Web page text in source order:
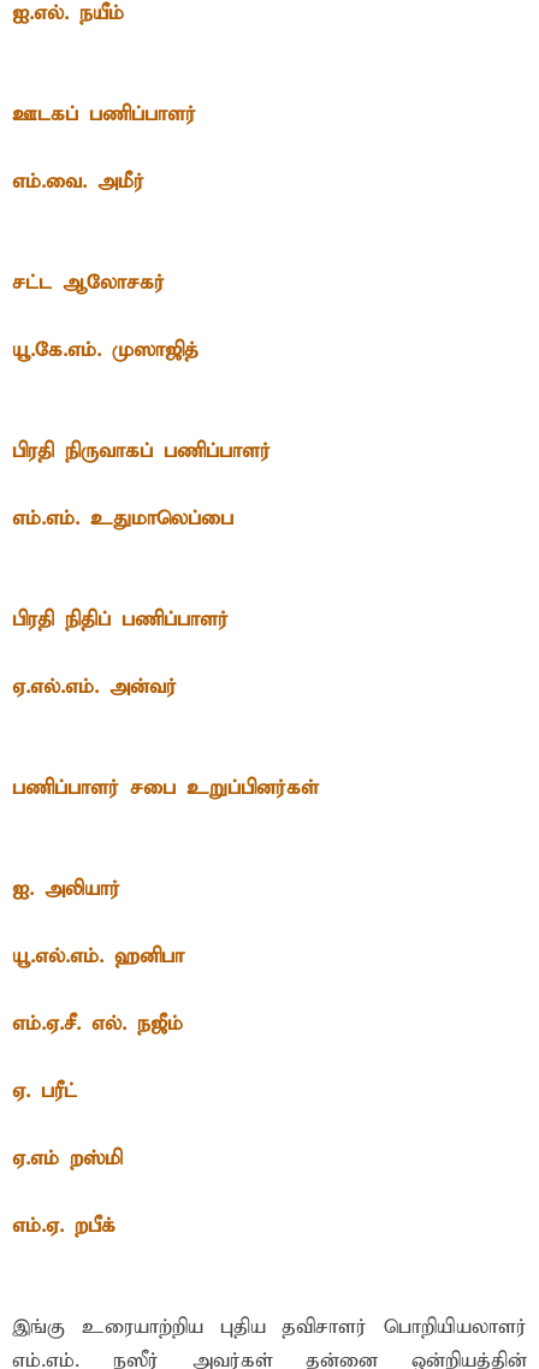
ஐ.எல். நயீம்
ஊடகப் பணிப்பாளர்
எம்.வை. அமீர்
சட்ட ஆலோசகர்
யூ.கே.எம். முஸாஜித்
பிரதி நிருவாகப் பணிப்பாளர்
எம்.எம். உதுமாலெப்பை
பிரதி நிதிப் பணிப்பாளர்
ஏ.எல்.எம். அன்வர்
பணிப்பாளர் சபை உறுப்பினர்கள்
ஐ. அலியார்
யூ.எல்.எம். ஹனிபா
எம்.ஏ.சீ. எல். நஜீம்
ஏ. பரீட்
ஏ.எம் றஸ்மி
எம்.ஏ. றபீக்
இங்கு உரையாற்றிய புதிய தவிசாளர் பொறியியலாளர்
எம்.எம். நஸீர் அவர்கள் தன்னை ஒன்றியத்தின்